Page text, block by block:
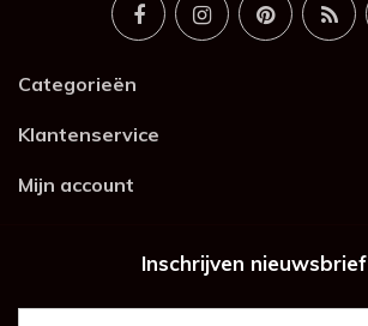
Categorieën
Klantenservice
Mijn account
Inschrijven nieuwsbrief